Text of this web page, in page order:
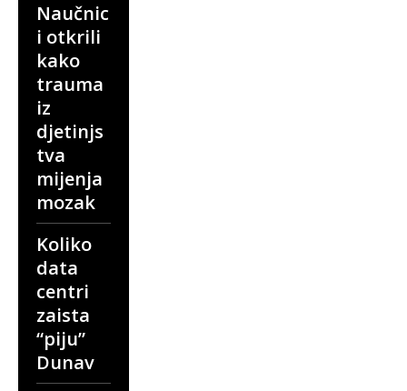
Naučnic
i otkrili
kako
trauma
iz
djetinjs
tva
mijenja
mozak
Koliko
data
centri
zaista
“piju”
Dunav